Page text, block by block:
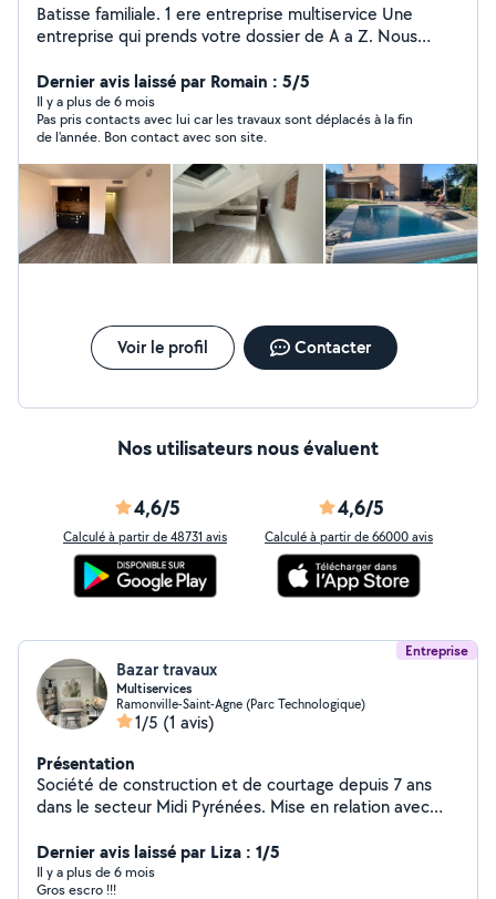
Batisse familiale. 1 ere entreprise multiservice Une
entreprise qui prends votre dossier de A a Z. Nous
une décoratrice intérieure chevronnée, un architecte
DPLG et un studio de Design en Italie intégré a notre
structure. Nous faisons tous corps d'état, afin de vous
proposer des projets de constructions et de
rénovations complets de A a Z. La conception de vos
plans, vos croquis, vos mises en situations 3d. Vos
permis de construire et d'extensions ou déclarations
préalables et autorisations de travaux. Nous realisons
vos travaux avec nos propres employés: Electriciens
Dernier avis laissé par Romain : 5/5
Il y a plus de 6 mois
Pas pris contacts avec lui car les travaux sont déplacés à la fin
de l'année. Bon contact avec son site.
Voir le profil Contacter
Nos utilisateurs nous évaluent
4,6/5
Calculé à partir de 48731 avis
4,6/5
Calculé à partir de 66000 avis
Entreprise
Bazar travaux
Multiservices
Ramonville-Saint-Agne (Parc Technologique)
1/5 (1 avis)
Présentation
Société de construction et de courtage depuis 7 ans
dans le secteur Midi Pyrénées. Mise en relation avec
chantier possible, gestion des commandes et choix des
matériaux sur demande. Optimisation du budget selon
Dernier avis laissé par Liza : 1/5
Il y a plus de 6 mois
Gros escro !!!